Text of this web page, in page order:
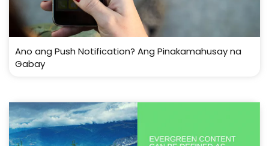
Ano ang Push Notification? Ang Pinakamahusay na
Gabay